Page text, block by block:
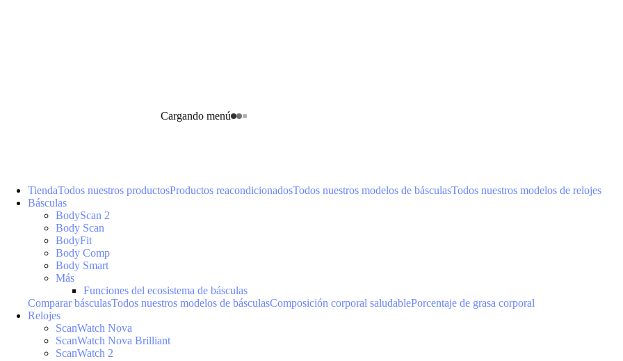
Cargando menú
TiendaTodos nuestros productosProductos reacondicionadosTodos nuestros modelos de básculasTodos nuestros modelos de relojes
Básculas
BodyScan 2
Body Scan
BodyFit
Body Comp
Body Smart
Más
Funciones del ecosistema de básculas
Comparar básculasTodos nuestros modelos de básculasComposición corporal saludablePorcentaje de grasa corporal
Relojes
ScanWatch Nova
ScanWatch Nova Brilliant
ScanWatch 2